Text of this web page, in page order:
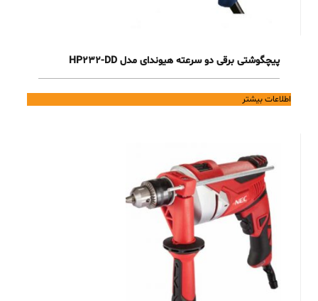
پیچگوشتی برقی دو سرعته هیوندای مدل HP232-DD
اطلاعات بیشتر